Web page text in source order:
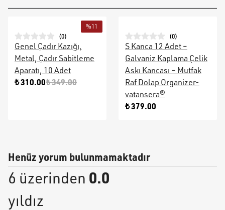
%11
(0)
Genel Çadır Kazığı,
Metal, Çadır Sabitleme
Aparatı, 10 Adet
₺ 310.00₺ 349.00
(0)
S Kanca 12 Adet –
Galvaniz Kaplama Çelik
Askı Kancası – Mutfak
Raf Dolap Organizer-
vatansera®
₺ 379.00
Henüz yorum bulunmamaktadır
6 üzerinden 0.0
yıldız